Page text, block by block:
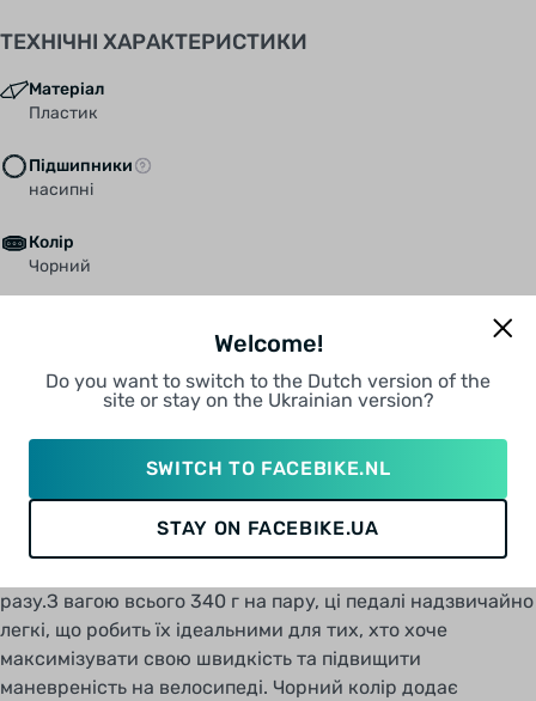
ТЕХНІЧНІ ХАРАКТЕРИСТИКИ
Матеріал
Пластик
Підшипники
насипні
Колір
Чорний
ОПИС
Педалі для велосипеда Wellgo B223N Black Bicycle Spare
для надання найкращої продуктивності та довговічності,
разу.З вагою всього 340 г на пару, ці педалі надзвичайно
легкі, що робить їх ідеальними для тих, хто хоче
максимізувати свою швидкість та підвищити
маневреність на велосипеді. Чорний колір додає
Welcome!
Do you want to switch to the Dutch version of the
site or stay on the Ukrainian version?
SWITCH TO FACEBIKE.NL
STAY ON FACEBIKE.UA